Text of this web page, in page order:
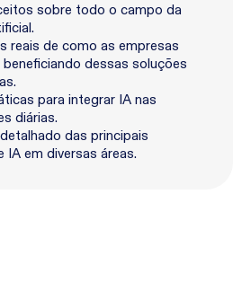
sobre todo o campo da
reais de como as empresas
dessas soluções
para integrar IA nas
diárias.
das principais
IA em diversas áreas.